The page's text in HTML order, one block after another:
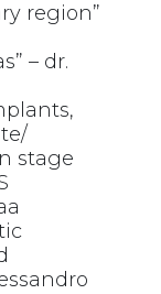
region”
– dr.
stage